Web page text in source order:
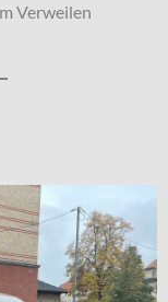
Verweilen